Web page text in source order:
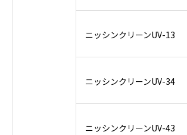
ニッシンクリーンUV-13
ニッシンクリーンUV-34
ニッシンクリーンUV-43